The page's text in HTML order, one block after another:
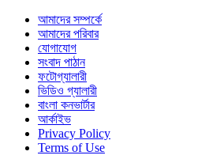
আমাদের সম্পর্কে
আমাদের পরিবার
যোগাযোগ
সংবাদ পাঠান
ফটোগ্যালারী
ভিডিও গ্যালারী
বাংলা কনভার্টার
আর্কাইভ
Privacy Policy
Terms of Use